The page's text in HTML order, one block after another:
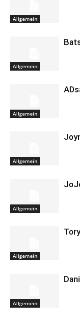
Allgemein
Allgemein
Allgemein
Allgemein
Allgemein
Allgemein
Allgemein